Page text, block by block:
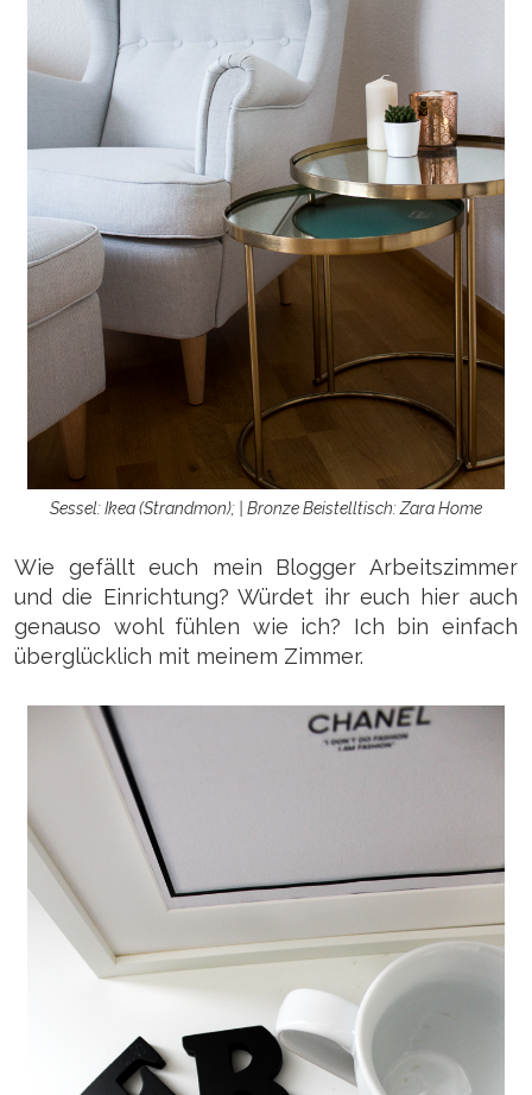
Sessel: Ikea (Strandmon); | Bronze Beistelltisch: Zara Home
Wie gefällt euch mein Blogger Arbeitszimmer
und die Einrichtung? Würdet ihr euch hier auch
genauso wohl fühlen wie ich? Ich bin einfach
überglücklich mit meinem Zimmer.